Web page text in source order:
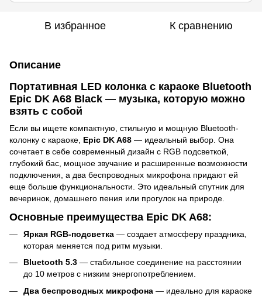
В избранное К сравнению
Описание
Портативная LED колонка с караоке Bluetooth
Epic DK A68 Black — музыка, которую можно
взять с собой
Если вы ищете компактную, стильную и мощную Bluetooth-
колонку с караоке, Epic DK A68 — идеальный выбор. Она
сочетает в себе современный дизайн с RGB подсветкой,
глубокий бас, мощное звучание и расширенные возможности
подключения, а два беспроводных микрофона придают ей
еще больше функциональности. Это идеальный спутник для
вечеринок, домашнего пения или прогулок на природе.
Основные преимущества Epic DK A68:
Яркая RGB-подсветка — создает атмосферу праздника,
которая меняется под ритм музыки.
Bluetooth 5.3 — стабильное соединение на расстоянии
до 10 метров с низким энергопотреблением.
Два беспроводных микрофона — идеально для караоке